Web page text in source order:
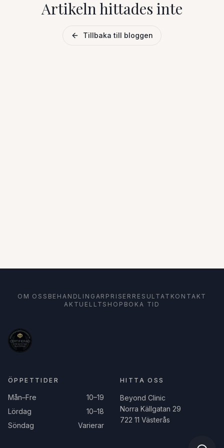
Artikeln hittades inte
Tillbaka till bloggen
OM OSS BEHANDLINGAR PRISER RESULTAT KONTAKT
AKTUELLT SHOP BOKA TID
ÖPPETTIDER
Mån–Fre
10–19
Lördag
10–18
Söndag
Varierar
HITTA OSS
Beyond Clinic
Norra Källgatan 29
722 11 Västerås